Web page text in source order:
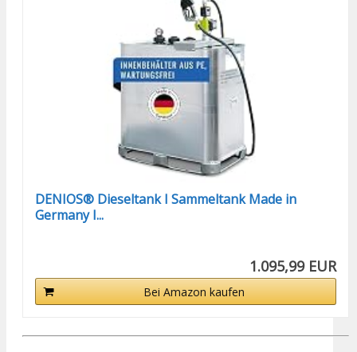
DENIOS® Dieseltank I Sammeltank Made in
Germany I...
1.095,99 EUR
Bei Amazon kaufen